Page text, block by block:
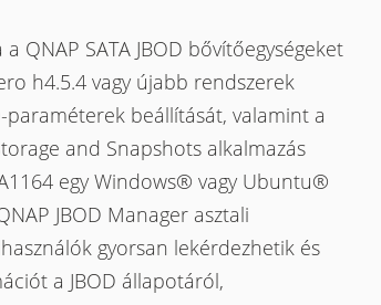
QNAP SATA JBOD bővítőegységeket
h4.5.4 vagy újabb rendszerek
paraméterek beállítását, valamint a
and Snapshots alkalmazás
egy Windows® vagy Ubuntu®
JBOD Manager asztali
gyorsan lekérdezhetik és
a JBOD állapotáról,